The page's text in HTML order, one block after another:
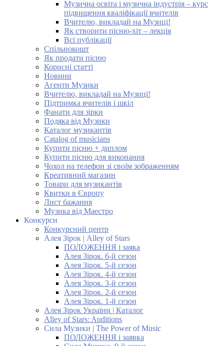
Музична освіта і музична індустрія – курс
підвищення кваліфікації вчителів
Вчителю, викладай на Музиці!
Як створити пісню-хіт – лекція
Всі публікації
Спільнокошт
Як продати пісню
Корисні статті
Новини
Агенти Музики
Вчителю, викладай на Музиці!
Підтримка вчителів і шкіл
Фанати для зірки
Подяка від Музики
Каталог музикантів
Catalog of musicians
Купити пісню + диплом
Купити пісню для виконання
Чохол на телефон зі своїм зображенням
Креативний магазин
Товари для музикантів
Квитки в Європу
Лист бажання
Музика від Маестро
Конкурси
Конкурсний центр
Алея Зірок | Alley of Stars
ПОЛОЖЕННЯ і заяка
Алея Зірок. 6-й сезон
Алея Зірок. 5-й сезон
Алея Зірок. 4-й сезон
Алея Зірок. 3-й сезон
Алея Зірок. 2-й сезон
Алея Зірок. 1-й сезон
Алея Зірок України | Каталог
Alley of Stars: Auditions
Сила Музики | The Power of Music
ПОЛОЖЕННЯ і заявка